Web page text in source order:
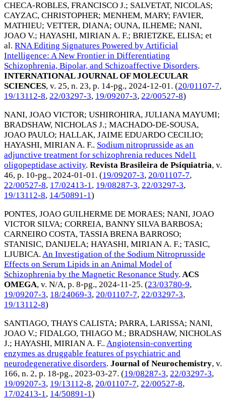
CHECA-ROBLES, FRANCISCO J.; SALVETAT, NICOLAS;
CAYZAC, CHRISTOPHER; MENHEM, MARY; FAVIER,
MATHIEU; VETTER, DIANA; OUNA, ILHEME; NANI,
JOAO V.; HAYASHI, MIRIAN A. F.; BRIETZKE, ELISA; et
al. RNA Editing Signatures Powered by Artificial
Intelligence: A New Frontier in Differentiating
Schizophrenia, Bipolar, and Schizoaffective Disorders.
INTERNATIONAL JOURNAL OF MOLECULAR
SCIENCES, v. 25, n. 23, p. 14-pg., 2024-12-01. (20/01107-7,
19/13112-8, 22/03297-3, 19/09207-3, 22/00527-8)
NANI, JOAO VICTOR; USHIROHIRA, JULIANA MAYUMI;
BRADSHAW, NICHOLAS J.; MACHADO-DE-SOUSA,
JOAO PAULO; HALLAK, JAIME EDUARDO CECILIO;
HAYASHI, MIRIAN A. F.. Sodium nitroprusside as an
adjunctive treatment for schizophrenia reduces Ndel1
oligopeptidase activity. Revista Brasileira de Psiquiatria, v.
46, p. 10-pg., 2024-01-01. (19/09207-3, 20/01107-7,
22/00527-8, 17/02413-1, 19/08287-3, 22/03297-3,
19/13112-8, 14/50891-1)
PONTES, JOAO GUILHERME DE MORAES; NANI, JOAO
VICTOR SILVA; CORREIA, BANNY SILVA BARBOSA;
CARNEIRO COSTA, TASSIA BRENA BARROSO;
STANISIC, DANIJELA; HAYASHI, MIRIAN A. F.; TASIC,
LJUBICA. An Investigation of the Sodium Nitroprusside
Effects on Serum Lipids in an Animal Model of
Schizophrenia by the Magnetic Resonance Study. ACS
OMEGA, v. N/A, p. 8-pg., 2024-11-25. (23/03780-9,
19/09207-3, 18/24069-3, 20/01107-7, 22/03297-3,
19/13112-8)
SANTIAGO, THAYS CALISTA; PARRA, LARISSA; NANI,
JOAO V.; FIDALGO, THIAGO M.; BRADSHAW, NICHOLAS
J.; HAYASHI, MIRIAN A. F.. Angiotensin-converting
enzymes as druggable features of psychiatric and
neurodegenerative disorders. Journal of Neurochemistry, v.
166, n. 2, p. 18-pg., 2023-03-27. (19/08287-3, 22/03297-3,
19/09207-3, 19/13112-8, 20/01107-7, 22/00527-8,
17/02413-1 , 14/50891-1)